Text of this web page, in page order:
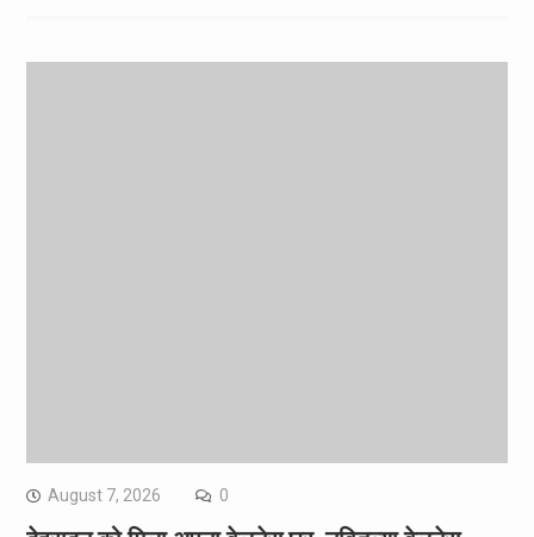
August 7, 2026 0